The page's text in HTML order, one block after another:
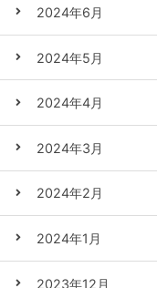
2024年6月
2024年5月
2024年4月
2024年3月
2024年2月
2024年1月
2023年12月